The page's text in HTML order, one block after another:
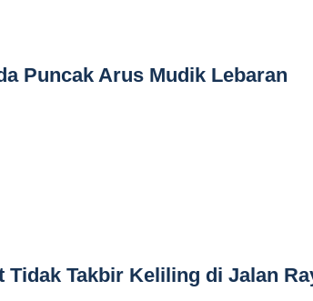
Puncak Arus Mudik Lebaran
Tidak Takbir Keliling di Jalan